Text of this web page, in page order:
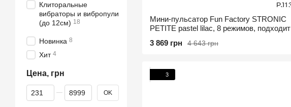
Мини-пульсатор Fun Factory STRONIC
PETITE pastel lilac, 8 режимов, подходит
4 643 грн
3 869 грн
3
Клиторальные
вибраторы и вибропули
(до 12см) 18
Новинка 8
Хит 4
Цена, грн
От Цена, грн
До Цена, грн OK